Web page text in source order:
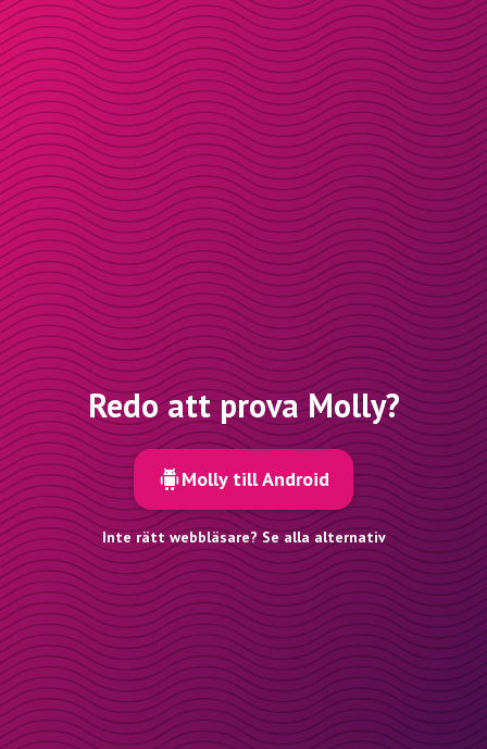
Redo att prova Molly?
Molly till Android
Inte rätt webbläsare? Se alla alternativ